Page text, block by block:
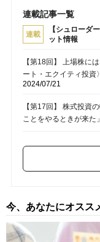
連載記事一覧
連載
【シュローダ
ット情報
【第18回】 上場株に
ート・エクイティ投
2024/07/21
【第17回】 株式投資
ことをやるときが来た
【第15回】 2023年注
優先すべき理由2022/
今、あなたにオスス